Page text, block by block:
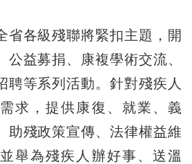
各級殘聯將緊扣主題，開
公益募捐、康複學術交流、
聘等系列活動。針對殘疾人
求，提供康復、就業、義
助殘政策宣傳、法律權益維
舉為殘疾人辦好事、送溫